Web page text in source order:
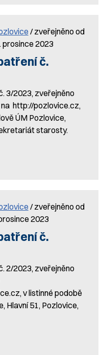
/ zveřejněno od
prosince 2023
č.
3/2023, zveřejněno
http://pozlovice.cz,
ÚM Pozlovice,
starosty.
/ zveřejněno od
2023
č.
2/2023, zveřejněno
v listinné podobě
Hlavní 51, Pozlovice,